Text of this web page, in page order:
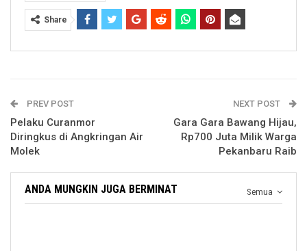
Share
PREV POST
Pelaku Curanmor
Diringkus di Angkringan Air
Molek
NEXT POST
Gara Gara Bawang Hijau,
Rp700 Juta Milik Warga
Pekanbaru Raib
Semua
ANDA MUNGKIN JUGA BERMINAT